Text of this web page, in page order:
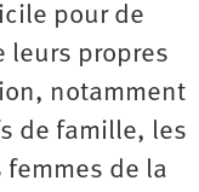
pour de
leurs propres
notamment
de famille, les
de la